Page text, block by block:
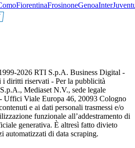
FiorentinaFrosinoneGenoaInter
2026 RTI S.p.A. Business Digital -
i diritti riservati - Per la pubblicità
Mediaset N.V., sede legale
Uffici Viale Europa 46, 20093 Cologno
e ai dati personali trasmessi e/o
funzionale all’addestramento di
generativa. È altresì fatto divieto
automatizzati di data scraping.